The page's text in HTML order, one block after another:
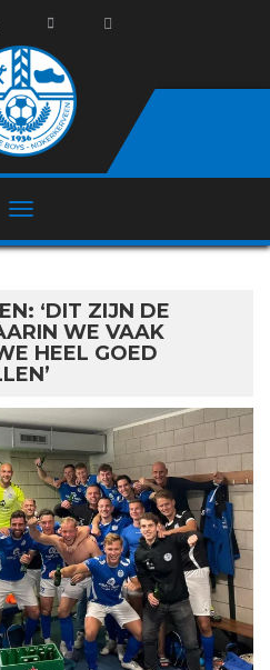
‘DIT ZIJN DE
WE VAAK
HEEL GOED